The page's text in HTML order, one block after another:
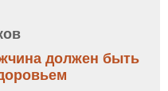
должен быть